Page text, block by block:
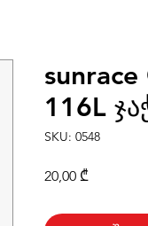
116L
SKU: 0548
20,00 ₾